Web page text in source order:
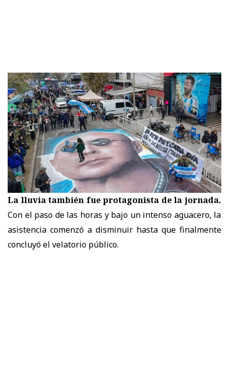
La lluvia también fue protagonista de la jornada.
Con el paso de las horas y bajo un intenso aguacero, la
asistencia comenzó a disminuir hasta que finalmente
concluyó el velatorio público.